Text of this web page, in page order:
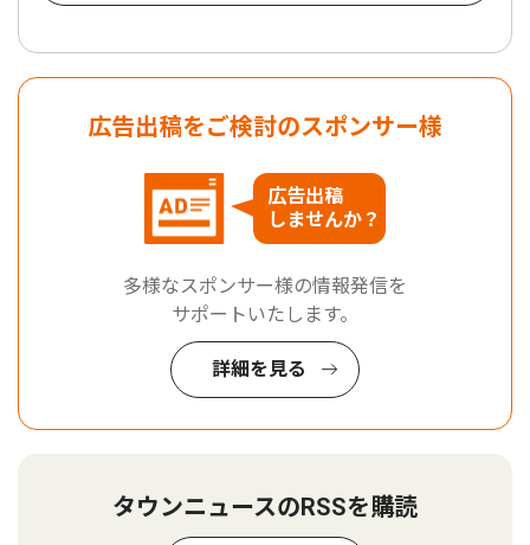
広告出稿をご検討のスポンサー様
広告出稿
しませんか？
多様なスポンサー様の情報発信を
サポートいたします。
詳細を見る
タウンニュースのRSSを購読